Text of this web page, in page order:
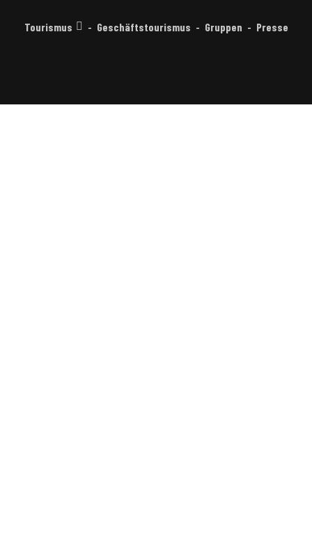
Tourismus Geschäftstourismus Gruppen Presse